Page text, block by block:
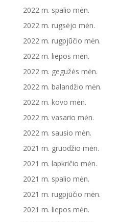
2022 m. spalio mėn.
2022 m. rugsėjo mėn.
2022 m. rugpjūčio mėn.
2022 m. liepos mėn.
2022 m. gegužės mėn.
2022 m. balandžio mėn.
2022 m. kovo mėn.
2022 m. vasario mėn.
2022 m. sausio mėn.
2021 m. gruodžio mėn.
2021 m. lapkričio mėn.
2021 m. spalio mėn.
2021 m. rugpjūčio mėn.
2021 m. liepos mėn.